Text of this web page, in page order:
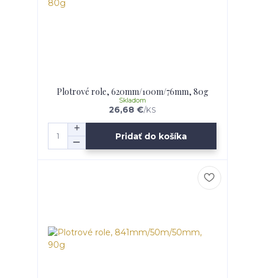
Plotrové role, 620mm/100m/76mm, 80g
26,68 €/KS
Skladom
Pridať do košíka